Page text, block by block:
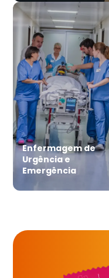
Enfermagem de
Urgência e
Emergência